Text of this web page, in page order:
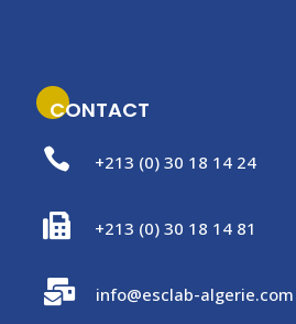
CONTACT

+213 (0) 30 18 14 24
 +213 (0) 30 18 14 81
 info@esclab-algerie.com